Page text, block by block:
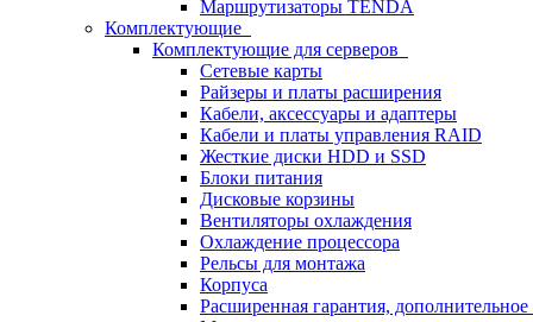
Маршрутизаторы TENDA
Комплектующие
Комплектующие для серверов
Сетевые карты
Райзеры и платы расширения
Кабели, аксессуары и адаптеры
Кабели и платы управления RAID
Жесткие диски HDD и SSD
Блоки питания
Дисковые корзины
Вентиляторы охлаждения
Охлаждение процессора
Рельсы для монтажа
Корпуса
Расширенная гарантия,